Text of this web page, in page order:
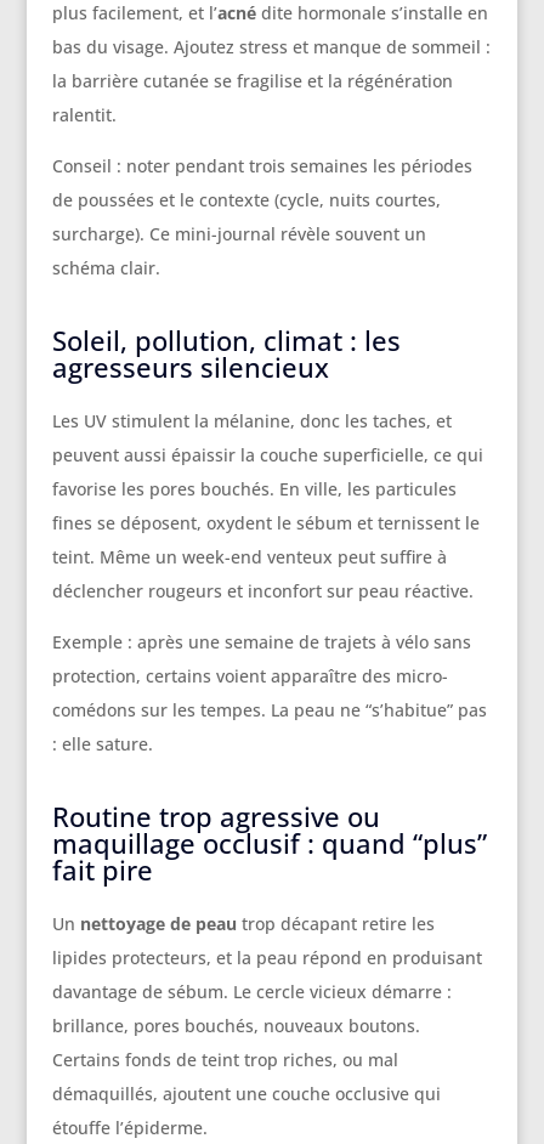
plus facilement, et l’acnédite hormonale s’installe en
bas du visage. Ajoutez stress et manque de sommeil :
la barrière cutanée se fragilise et la régénération
ralentit.
Conseil : noter pendant trois semaines les périodes
de poussées et le contexte (cycle, nuits courtes,
surcharge). Ce mini-journal révèle souvent un
schéma clair.
Soleil, pollution, climat : les
agresseurs silencieux
Les UV stimulent la mélanine, donc les taches, et
peuvent aussi épaissir la couche superficielle, ce qui
favorise les pores bouchés. En ville, les particules
fines se déposent, oxydent le sébum et ternissent le
teint. Même un week-end venteux peut suffire à
déclencher rougeurs et inconfort sur peau réactive.
Exemple : après une semaine de trajets à vélo sans
protection, certains voient apparaître des micro-
comédons sur les tempes. La peau ne “s’habitue” pas
: elle sature.
Routine trop agressive ou
maquillage occlusif : quand “plus”
fait pire
Un nettoyage de peau trop décapant retire les
lipides protecteurs, et la peau répond en produisant
davantage de sébum. Le cercle vicieux démarre :
brillance, pores bouchés, nouveaux boutons.
Certains fonds de teint trop riches, ou mal
démaquillés, ajoutent une couche occlusive qui
étouffe l’épiderme.